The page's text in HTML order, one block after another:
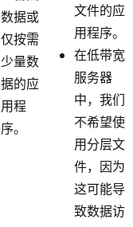
数据或
仅按需
少量数
据的应
用程
序。
文件的应
用程序。
在低带宽
服务器
中，我们
不希望使
用分层文
件，因为
这可能导
致数据访